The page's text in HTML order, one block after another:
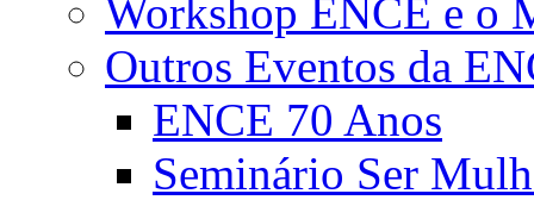
Workshop ENCE e o
Outros Eventos da
ENCE 70 Anos
Seminário Ser